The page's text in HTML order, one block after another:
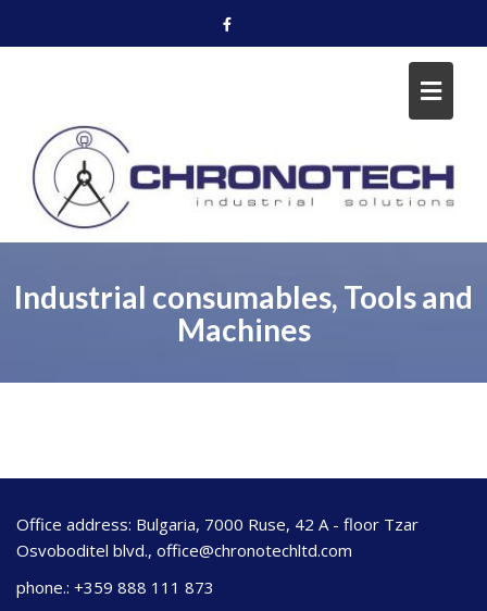
Industrial consumables, Tools and
Machines
Office address: Bulgaria, 7000 Ruse, 42 A - floor Tzar
Osvoboditel blvd., office@chronotechltd.com
phone.: +359 888 111 873